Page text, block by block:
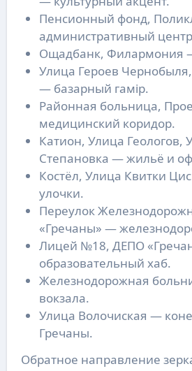
Пенсионный фонд,
административный
Ощадбанк, Филармония
Улица Героев
— базарный гамір.
Районная больница,
медицинский коридор.
Катион, Улица Геологов,
Степановка — жильё и
Костёл, Улица Квитки
улочки.
Переулок
«Гречаны» —
Лицей №18, ДЕПО
образовательный хаб.
Железнодорожная
вокзала.
Улица Волочиская —
Гречаны.
Обратное направление